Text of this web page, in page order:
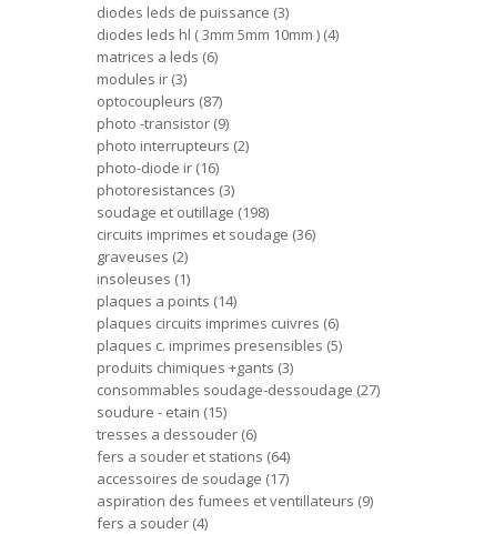
diodes leds de puissance 3
diodes leds hl ( 3mm 5mm 10mm ) 4
matrices a leds 6
modules ir 3
optocoupleurs 87
photo -transistor 9
photo interrupteurs 2
photo-diode ir 16
photoresistances 3
soudage et outillage 198
circuits imprimes et soudage 36
graveuses 2
insoleuses 1
plaques a points 14
plaques circuits imprimes cuivres 6
plaques c. imprimes presensibles 5
produits chimiques +gants 3
consommables soudage-dessoudage 27
soudure - etain 15
tresses a dessouder 6
fers a souder et stations 64
accessoires de soudage 17
aspiration des fumees et ventillateurs 9
fers a souder 4